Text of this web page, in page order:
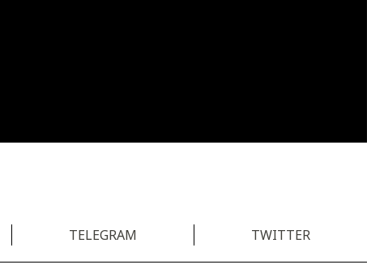
TELEGRAM TWITTER